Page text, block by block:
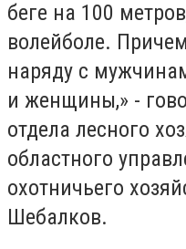
беге на 100
волейболе.
наряду с
и женщины,» -
отдела лесного
областного
охотничьего
Шебалков.